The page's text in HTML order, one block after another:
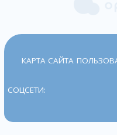
КАРТА САЙТА
СОЦСЕТИ: